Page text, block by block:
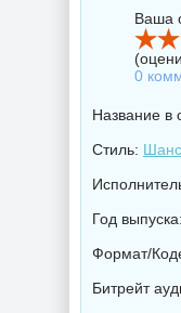
Ваша
0
Название в
Стиль:
Год
Формат/
Битрейт